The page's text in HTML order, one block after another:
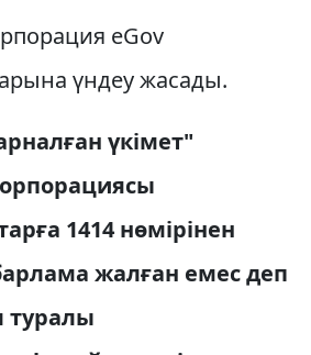
eGov
үндеу жасады.
үкімет"
1414 нөмірінен
жалған емес деп
туралы